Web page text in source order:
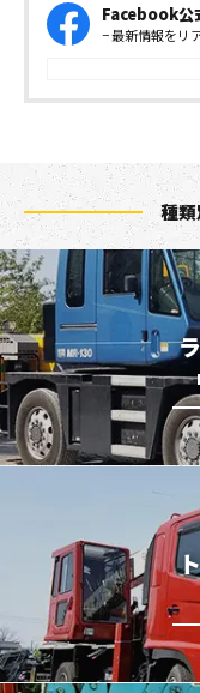
Facebook公
− 最新情報をリ
種